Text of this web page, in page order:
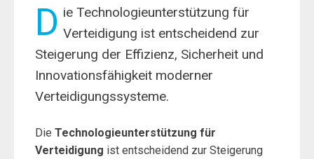
D ie Technologieunterstützung für
Verteidigung ist entscheidend zur
Steigerung der Effizienz, Sicherheit und
Innovationsfähigkeit moderner
Verteidigungssysteme.
Die Technologieunterstützung für
Verteidigung ist entscheidend zur Steigerung